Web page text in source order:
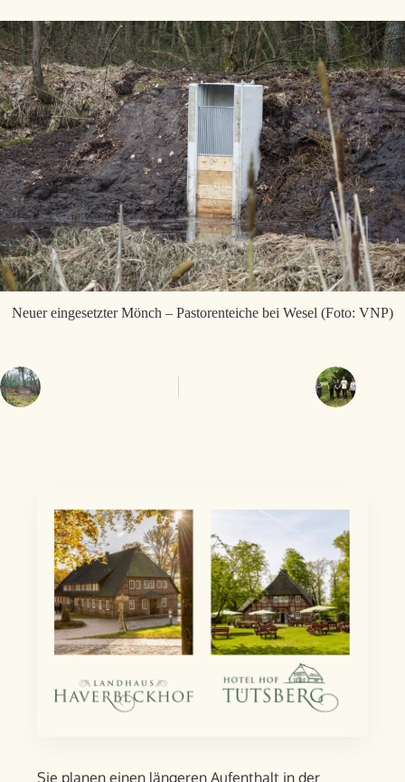
Neuer eingesetzter Mönch – Pastorenteiche bei Wesel (Foto: VNP)
Sie planen einen längeren Aufent­halt in der